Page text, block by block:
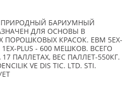
БАРИУМНЫЙ
ДЛЯ ОСНОВЫ В
ПОРОШКОВЫХ КРАСОК. EBM 5EX-
PLUS - 600 МЕШКОВ. ВСЕГО
ПАЛЛЕТАХ, ВЕС ПАЛЛЕТ-550КГ.
VE DIS TIC. LTD. STI.